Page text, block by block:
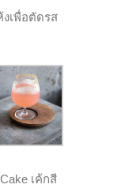
เพื่อตัดรส
เค้กสี